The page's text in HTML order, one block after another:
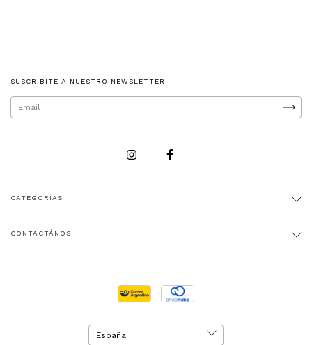
SUSCRIBITE A NUESTRO NEWSLETTER
CATEGORÍAS
CONTACTÁNOS